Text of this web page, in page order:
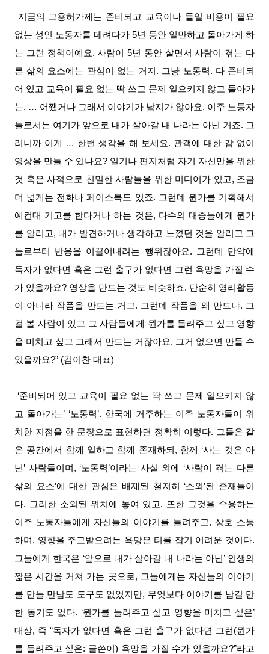
지금의 고용허가제는 준비되고 교육이나 들일 비용이 필요
없는 성인 노동자를 데려다가 5년 동안 일만하고 돌아가게 하
는 그런 정책이예요. 사람이 5년 동안 살면서 사람이 겪는 다
른 삶의 요소에는 관심이 없는 거지. 그냥 노동력. 다 준비되
어 있고 교육이 필요 없는 딱 쓰고 문제 일으키지 않고 돌아가
는. … 어쨌거나 그래서 이야기가 남지가 않아요. 이주 노동자
들로서는 여기가 앞으로 내가 살아갈 내 나라는 아닌 거죠. 그
러니까 이게 … 한번 생각을 해 보세요. 관객에 대한 감 없이
영상을 만들 수 있나요? 일기나 편지처럼 자기 자신만을 위한
것 혹은 사적으로 친밀한 사람들을 위한 미디어가 있고, 조금
더 넓게는 전화나 페이스북도 있죠. 그런데 뭔가를 기획해서
예컨대 기고를 한다거나 하는 것은, 다수의 대중들에게 뭔가
를 알리고, 내가 발견하거나 생각하고 느꼈던 것을 알리고 그
들로부터 반응을 이끌어내려는 행위잖아요. 그런데 만약에
독자가 없다면 혹은 그런 출구가 없다면 그런 욕망을 가질 수
가 있을까요? 영상을 만드는 것도 비슷하죠. 단순히 영리활동
이 아니라 작품을 만드는 거고. 그런데 작품을 왜 만드냐. 그
걸 볼 사람이 있고 그 사람들에게 뭔가를 들려주고 싶고 영향
을 미치고 싶고 그래서 만드는 거잖아요. 그거 없으면 만들 수
있을까요?” (김이찬 대표)
‘준비되어 있고 교육이 필요 없는 딱 쓰고 문제 일으키지 않
고 돌아가는’ ‘노동력’. 한국에 거주하는 이주 노동자들이 위
치한 지점을 한 문장으로 표현하면 정확히 이렇다. 그들은 같
은 공간에서 함께 일하고 함께 존재하되, 함께 ‘사는 것은 아
닌’ 사람들이며, ‘노동력’이라는 사실 외에 ‘사람이 겪는 다른
삶의 요소’에 대한 관심은 배제된 철저히 ‘소외’된 존재들이
다. 그러한 소외된 위치에 놓여 있고, 또한 그것을 수용하는
이주 노동자들에게 자신들의 이야기를 들려주고, 상호 소통
하며, 영향을 주고받으려는 욕망은 터를 잡기 어려운 것이다.
그들에게 한국은 ‘앞으로 내가 살아갈 내 나라는 아닌’ 인생의
짧은 시간을 거쳐 가는 곳으로, 그들에게는 자신들의 이야기
를 만들 만남도 도구도 없었지만, 무엇보다 이야기를 남길 만
한 동기도 없다. ‘뭔가를 들려주고 싶고 영향을 미치고 싶은’
대상, 즉 “독자가 없다면 혹은 그런 출구가 없다면 그런(뭔가
를 들려주고 싶은: 글쓴이) 욕망을 가질 수가 있을까요?”라고